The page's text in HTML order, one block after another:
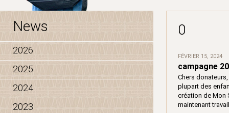
News
2026
2025
2024
2023
0
FÉVRIER 15, 2024
campagne
Chers
plupart des
création de Mon
maintenant